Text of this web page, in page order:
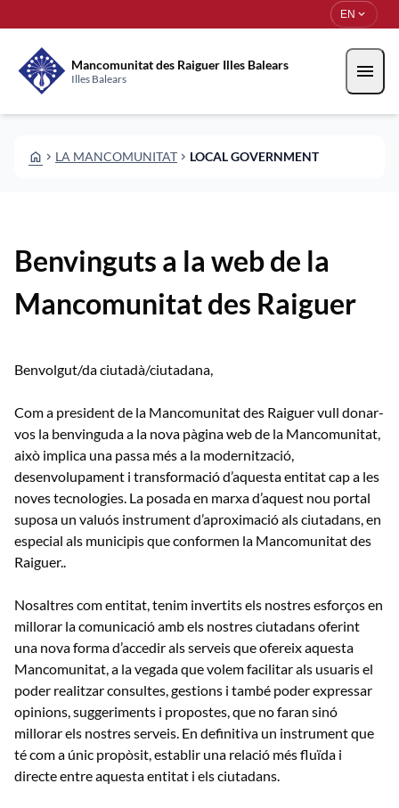
EN expand_more
Mancomunitat des Raiguer Illes Balears
Illes Balears menu
HOME CHEVRON_RIGHT LA MANCOMUNITAT CHEVRON_RIGHT LOCAL GOVERNMENT
Benvinguts a la web de la
Mancomunitat des Raiguer
Benvolgut/da ciutadà/ciutadana,
Com a president de la Mancomunitat des Raiguer vull donar-
vos la benvinguda a la nova pàgina web de la Mancomunitat,
això implica una passa més a la modernització,
desenvolupament i transformació d’aquesta entitat cap a les
noves tecnologies. La posada en marxa d’aquest nou portal
suposa un valuós instrument d’aproximació als ciutadans, en
especial als municipis que conformen la Mancomunitat des
Raiguer..
Nosaltres com entitat, tenim invertits els nostres esforços en
millorar la comunicació amb els nostres ciutadans oferint
una nova forma d’accedir als serveis que ofereix aquesta
Mancomunitat, a la vegada que volem facilitar als usuaris el
poder realitzar consultes, gestions i també poder expressar
opinions, suggeriments i propostes, que no faran sinó
millorar els nostres serveis. En definitiva un instrument que
té com a únic propòsit, establir una relació més fluïda i
directe entre aquesta entitat i els ciutadans.